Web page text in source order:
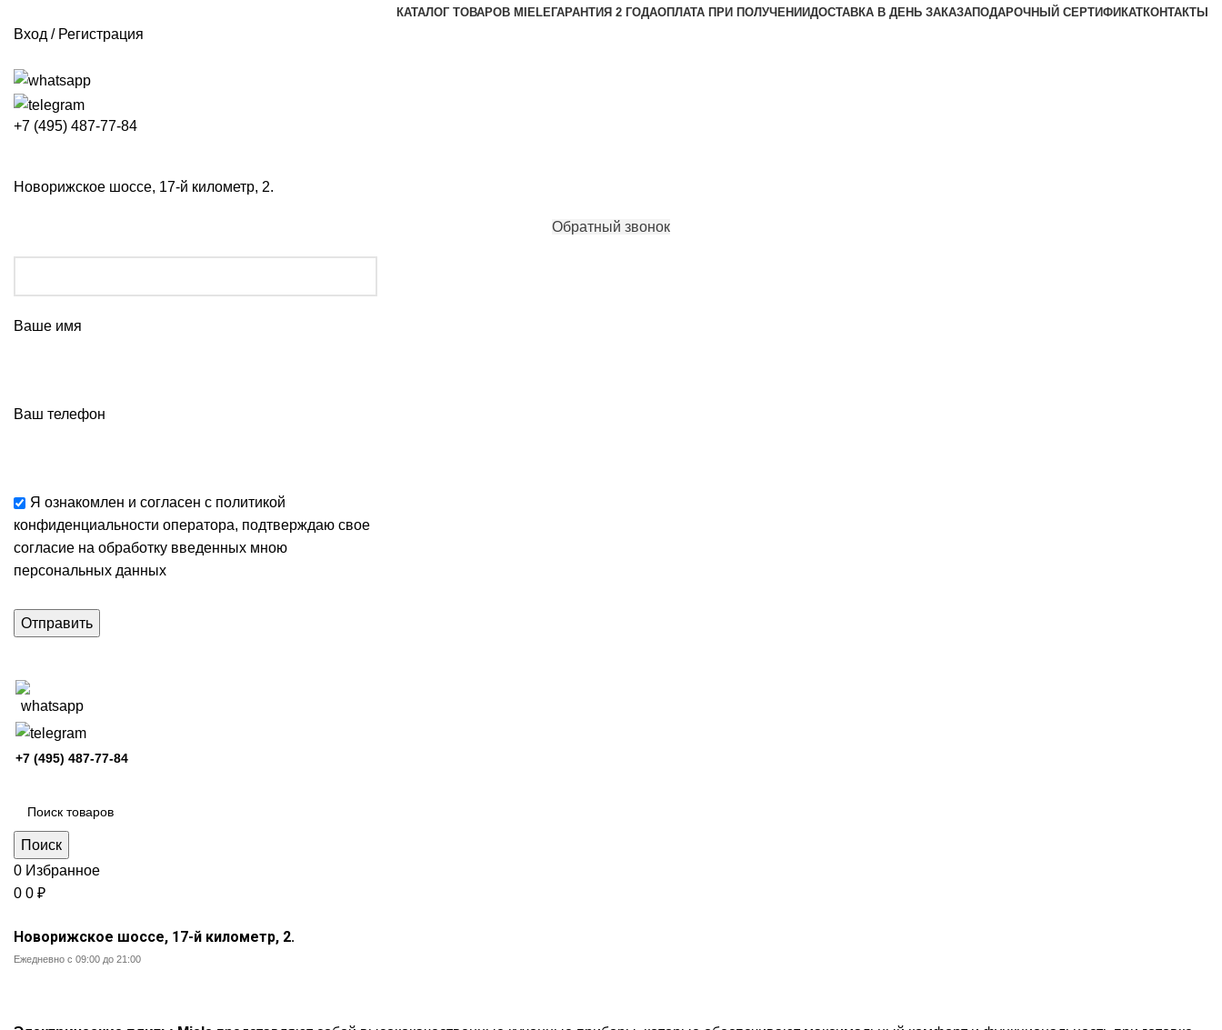
КАТАЛОГ ТОВАРОВ MIELEГАРАНТИЯ 2 ГОДАОПЛАТА ПРИ ПОЛУЧЕНИИДОСТАВКА В ДЕНЬ ЗАКАЗАПОДАРОЧНЫЙ СЕРТИФИКАТКОНТАКТЫ
Вход / Регистрация
+7 (495) 487-77-84
Новорижское шоссе, 17-й километр, 2.
Обратный звонок
Ваше имя
Ваш телефон
Я ознакомлен и согласен с политикой
конфиденциальности оператора, подтверждаю свое
согласие на обработку введенных мною
персональных данных
+7 (495) 487-77-84
Поиск
0 Избранное
0 0 ₽
Новорижское шоссе, 17-й километр, 2.
Ежедневно с 09:00 до 21:00